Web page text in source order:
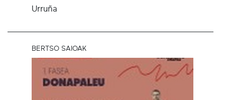
Urruña
BERTSO SAIOAK